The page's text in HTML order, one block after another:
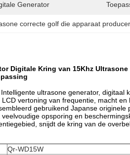
Generator
correcte golf die apparaat
Digitale Kring van 15Khz
ultrasone generator, digitaal
vertoning van frequentie, macht
gebruikend Japanse
opsporing en
snijdt de kring van de
Qr-WD15W